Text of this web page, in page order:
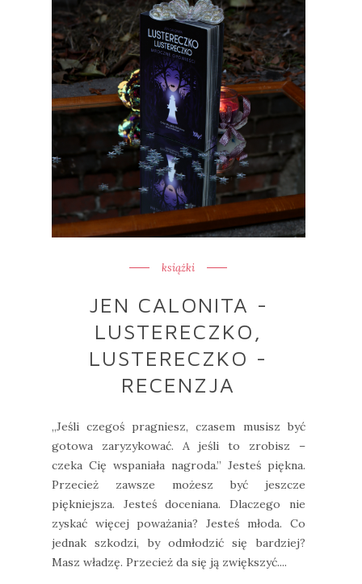
książki
JEN CALONITA -
LUSTERECZKO,
LUSTERECZKO -
RECENZJA
„Jeśli czegoś pragniesz, czasem musisz być
gotowa zaryzykować. A jeśli to zrobisz –
czeka Cię wspaniała nagroda.” Jesteś piękna.
Przecież zawsze możesz być jeszcze
piękniejsza. Jesteś doceniana. Dlaczego nie
zyskać więcej poważania? Jesteś młoda. Co
jednak szkodzi, by odmłodzić się bardziej?
Masz władzę. Przecież da się ją zwiększyć....